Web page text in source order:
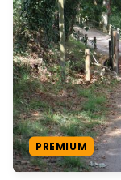
PREMIUM